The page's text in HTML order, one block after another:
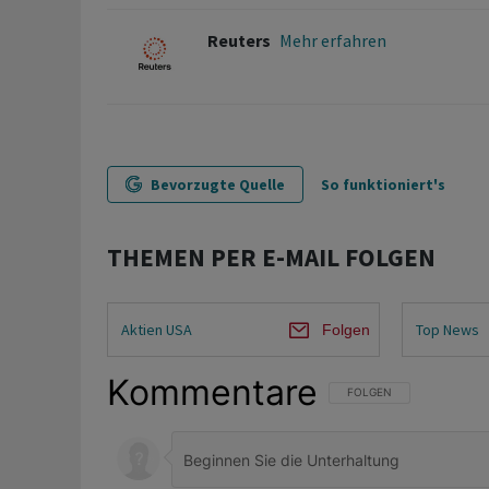
Reuters Mehr erfahren
Bevorzugte Quelle So funktioniert's
THEMEN PER E-MAIL FOLGEN
Aktien USA Folgen Top News
Kommentare FOLGE DIESER
FOLGEN